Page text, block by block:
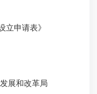
立申请表》
发展和改革局